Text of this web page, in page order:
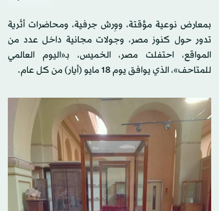
بمعارض نوعية مؤقتة، ووِرش حِرفية، ومحاضرات أثَرية
تدور حول كنوز مصر، وجولات مجانية داخل عدد من
المواقع، احتفلت مصر، الخميس، بـ«اليوم العالمي
للمتاحف»، الذي يوافق يوم 18 مايو (أيار) من كل عام.